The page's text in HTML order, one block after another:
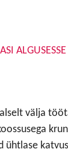
ALGUSESSE
välja